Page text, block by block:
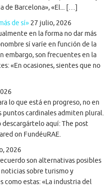
de Barcelona», «El... […]
de sí» 27 julio, 2026
en la forma no dar más
sí varíe en función de la
embargo, son frecuentes en la
«En ocasiones, sientes que no
lo que está en progreso, no en
puntos cardinales admiten plural.
descargártelo aquí: The post
on FundéuRAE.
2026
son alternativas posibles
sobre turismo y
como estas: «La industria del